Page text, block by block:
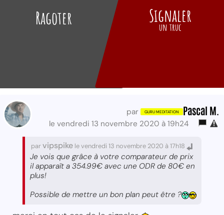
Ragoter Signaler
un truc
par Pascal M.
le vendredi 13 novembre 2020 à 19h24
parvipspike le vendredi 13 novembre 2020 à 17h18
Je vois que grâce à votre comparateur de prix
il apparaît a 354.99€ avec une ODR de 80€ en
plus!
Possible de mettre un bon plan peut être ?